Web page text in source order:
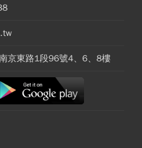
京東路1段96號4、6、8樓